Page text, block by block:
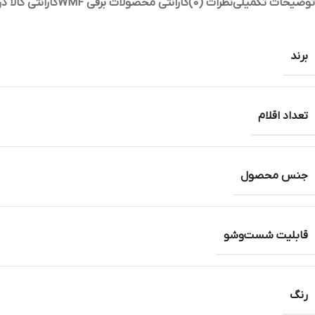
توضیحات تکمیلینظرات (0) گارانتی محصولات برقی WMF گارانتی
برند
تعداد اقلام
جنس محصول
قابلیت شست‌وشو
رنگ